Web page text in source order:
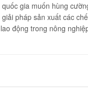
gia muốn hùng
pháp sản xuất các
động trong nông